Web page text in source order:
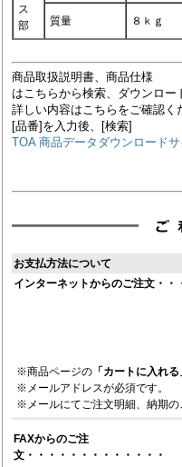
ス
部
質量 ８ｋｇ
商品取扱説明書、商品仕様
はこちらから検索、ダウンロー
詳しい内容はこちらをご確認く
[品番]を入力後、[検索]
TOA 商品データダウンロード
お支払方法について
インターネットからのご注文・・
※商品ページの 「カートに入れる
※メールアドレスが必須です。
※メールにてご注文明細、納期
FAXからのご注
文・・・・・・・・・・・・・